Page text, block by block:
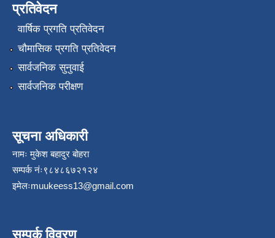
प्रतिवेदन
वार्षिक प्रगति प्रतिवेदन
चौमासिक प्रगति प्रतिवेदन
सार्वजनिक सुनुवाई
सार्वजनिक परीक्षण
सूचना अधिकारी
नामः मुकेश बहादुर बोहरा
सम्पर्क नंः९८४८६७२१२४
इमेलःmuukeess13@gmail.com
सम्पर्क विवरण